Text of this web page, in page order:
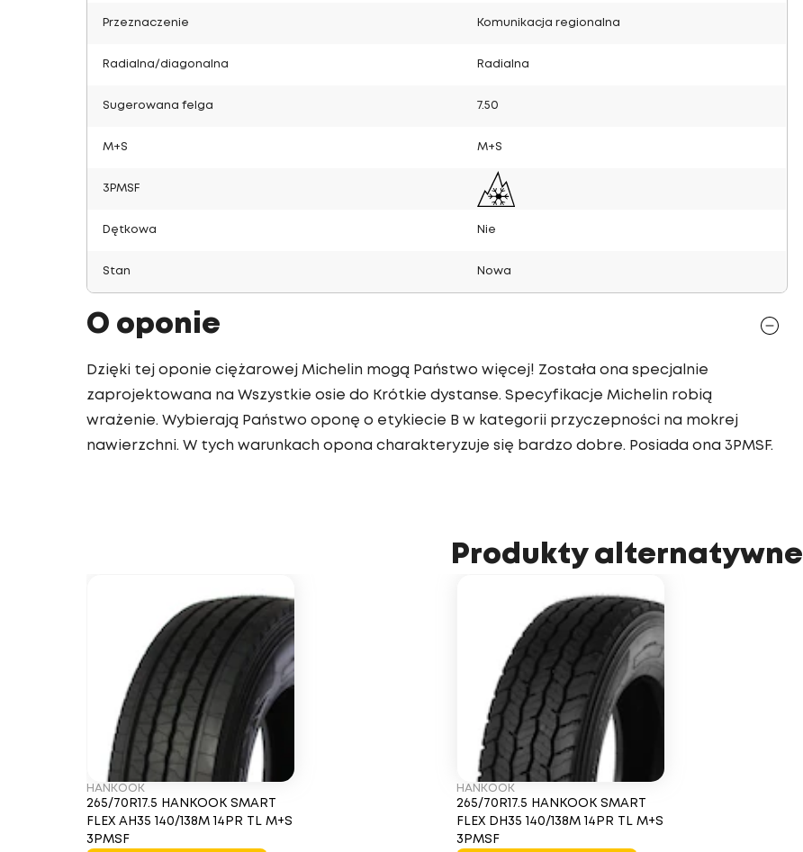
Przeznaczenie Komunikacja regionalna
Radialna/diagonalna Radialna
Sugerowana felga 7.50
M+S M+S
3PMSF
Dętkowa Nie
Stan Nowa
O oponie
Dzięki tej oponie ciężarowej Michelin mogą Państwo więcej! Została ona specjalnie
zaprojektowana na Wszystkie osie do Krótkie dystanse. Specyfikacje Michelin robią
wrażenie. Wybierają Państwo oponę o etykiecie B w kategorii przyczepności na mokrej
nawierzchni. W tych warunkach opona charakteryzuje się bardzo dobre. Posiada ona 3PMSF.
Produkty alternatywne
HANKOOK
265/70R17.5 HANKOOK SMART
FLEX AH35 140/138M 14PR TL M+S
3PMSF
HANKOOK
265/70R17.5 HANKOOK SMART
FLEX DH35 140/138M 14PR TL M+S
3PMSF